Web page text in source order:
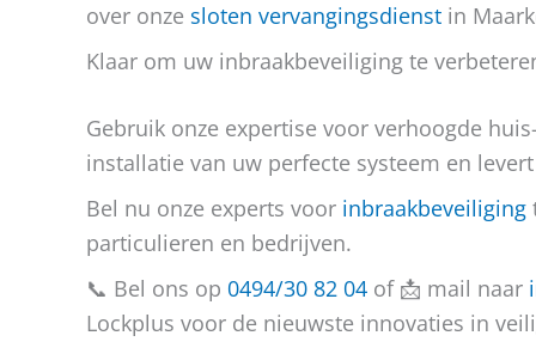
over onze sloten vervangingsdienst in
Klaar om uw inbraakbeveiliging te
Gebruik onze expertise voor verhoogde
installatie van uw perfecte systeem en
Bel nu onze experts voor inbraakbeveiliging
particulieren en bedrijven.
📞 Bel ons op 0494/30 82 04 of 📩 mail naar
Lockplus voor de nieuwste innovaties in